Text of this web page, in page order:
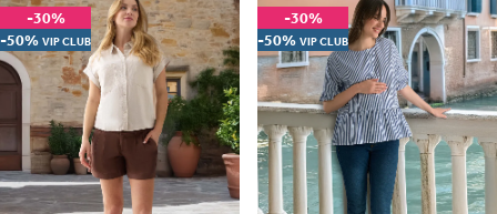
-30%
-50% VIP CLUB
-30%
-50% VIP CLUB